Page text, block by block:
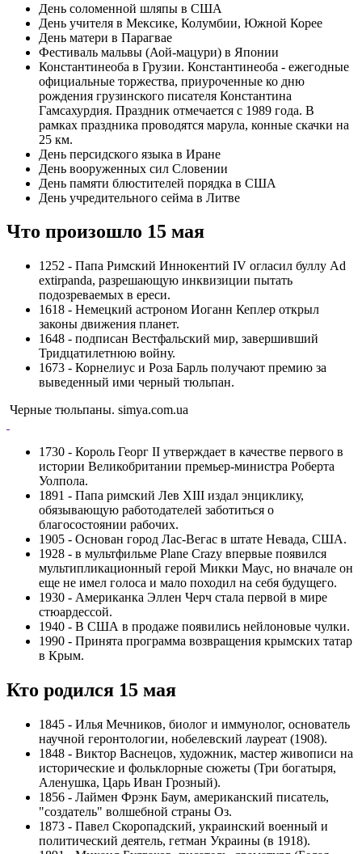
День соломенной шляпы в США
День учителя в Мексике, Колумбии, Южной Корее
День матери в Парагвае
Фестиваль мальвы (Аой-мацури) в Японии
Константинеоба в Грузии. Константинеоба - ежегодные
официальные торжества, приуроченные ко дню
рождения грузинского писателя Константина
Гамсахурдия. Праздник отмечается с 1989 года. В
рамках праздника проводятся марула, конные скачки на
25 км.
День персидского языка в Иране
День вооруженных сил Словении
День памяти блюстителей порядка в США
День учредительного сейма в Литве
Что произошло 15 мая
1252 - Папа Римский Иннокентий IV огласил буллу Ad
extirpanda, разрешающую инквизиции пытать
подозреваемых в ереси.
1618 - Немецкий астроном Иоганн Кеплер открыл
законы движения планет.
1648 - подписан Вестфальский мир, завершивший
Тридцатилетнюю войну.
1673 - Корнелиус и Роза Барль получают премию за
выведенный ими черный тюльпан.
Черные тюльпаны. simya.com.ua
1730 - Король Георг II утверждает в качестве первого в
истории Великобритании премьер-министра Роберта
Уолпола.
1891 - Папа римский Лев XIII издал энциклику,
обязывающую работодателей заботиться о
благосостоянии рабочих.
1905 - Основан город Лас-Вегас в штате Невада, США.
1928 - в мультфильме Plane Crazy впервые появился
мультипликационный герой Микки Маус, но вначале он
еще не имел голоса и мало походил на себя будущего.
1930 - Американка Эллен Черч стала первой в мире
стюардессой.
1940 - В США в продаже появились нейлоновые чулки.
1990 - Принята программа возвращения крымских татар
в Крым.
Кто родился 15 мая
1845 - Илья Мечников, биолог и иммунолог, основатель
научной геронтологии, нобелевский лауреат (1908).
1848 - Виктор Васнецов, художник, мастер живописи на
исторические и фольклорные сюжеты (Три богатыря,
Аленушка, Царь Иван Грозный).
1856 - Лаймен Фрэнк Баум, американский писатель,
"создатель" волшебной страны Оз.
1873 - Павел Скоропадский, украинский военный и
политический деятель, гетман Украины (в 1918).